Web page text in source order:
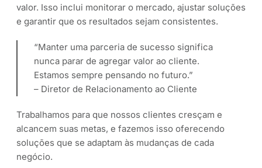
valor. Isso inclui monitorar o mercado, ajustar soluções
e garantir que os resultados sejam consistentes.
“Manter uma parceria de sucesso significa
nunca parar de agregar valor ao cliente.
Estamos sempre pensando no futuro.”
– Diretor de Relacionamento ao Cliente
Trabalhamos para que nossos clientes cresçam e
alcancem suas metas, e fazemos isso oferecendo
soluções que se adaptam às mudanças de cada
negócio.